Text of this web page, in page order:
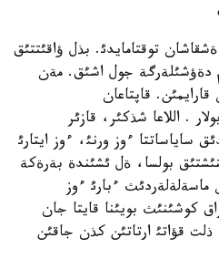
توقتامايدئ. بذل ؤاقئتتئق
دةؤشئلةرگة جول اشئق. مةن
قاپتاعان
. اللاعا شذكئر، قازئر
ساياساتتا ءوز ورنئ، ءوز ايتارئ
بولسا، ةل ئشئندة بةرةكة
ماسةلةلةردئث ءبارئ ءوز
كوشئنئث بويئنا قايتا جان
قؤاتئ ارتاتئن كذن جاقئن